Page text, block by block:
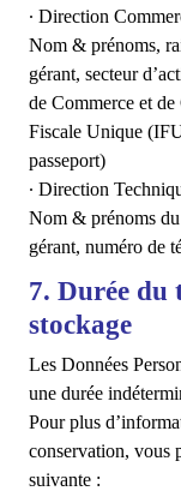
∙ Direction
Nom & prénoms,
gérant, secteur
de Commerce et
Fiscale Unique
passeport)
∙ Direction
Nom & prénoms
gérant, numéro de
7. Durée du
stockage
Les Données
une durée
Pour plus
conservation, vous
suivante :